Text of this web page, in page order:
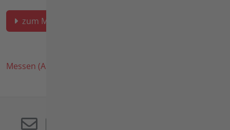
zum Messe-Archiv
Messen (Archiv)